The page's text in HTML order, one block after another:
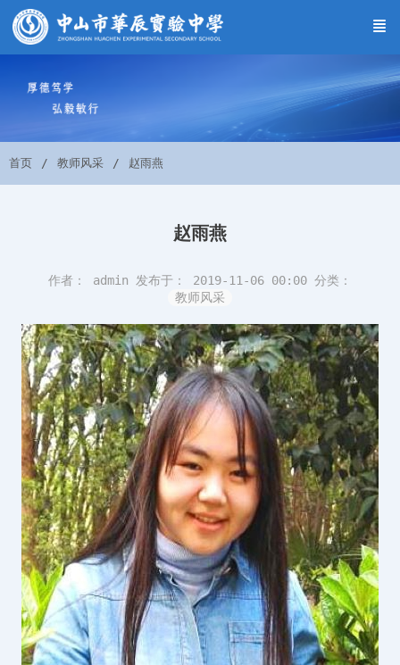
首页 教师风采 赵雨燕
赵雨燕
作者： admin 发布于： 2019-11-06 00:00 分类：
教师风采